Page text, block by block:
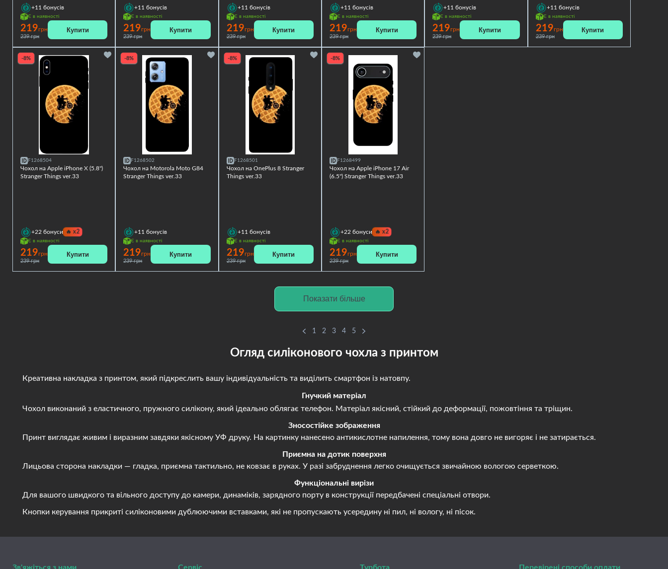
+11 бонусів
Є в наявності
219грн
239 грн
Купити
+11 бонусів
Є в наявності
219грн
239 грн
Купити
+11 бонусів
Є в наявності
219грн
239 грн
Купити
+11 бонусів
Є в наявності
219грн
239 грн
Купити
+11 бонусів
Є в наявності
219грн
239 грн
Купити
+11 бонусів
Є в наявності
219грн
239 грн
Купити
-8%
F1268504
Чохол на Apple iPhone X (5.8")
Stranger Things ver.33
+22 бонуси 🔥x2
Є в наявності
219грн
239 грн
Купити
-8%
F1268502
Чохол на Motorola Moto G84
Stranger Things ver.33
+11 бонусів
Є в наявності
219грн
239 грн
Купити
-8%
F1268501
Чохол на OnePlus 8 Stranger
Things ver.33
+11 бонусів
Є в наявності
219грн
239 грн
Купити
-8%
F1268499
Чохол на Apple iPhone 17 Air
(6.5") Stranger Things ver.33
+22 бонуси 🔥x2
Є в наявності
219грн
239 грн
Купити
Показати більше
1 2 3 4 5
Огляд силіконового чохла з принтом
Креативна накладка з принтом, який підкреслить вашу індивідуальність та виділить смартфон із натовпу.
Гнучкий матеріал
Чохол виконаний з еластичного, пружного силікону, який ідеально облягає телефон. Матеріал якісний, стійкий до деформації, пожовтіння та тріщин.
Зносостійке зображення
Принт виглядає живим і виразним завдяки якісному УФ друку. На картинку нанесено антикислотне напилення, тому вона довго не вигоряє і не затирається.
Приємна на дотик поверхня
Лицьова сторона накладки — гладка, приємна тактильно, не ковзає в руках. У разі забруднення легко очищується звичайною вологою серветкою.
Функціональні вирізи
Для вашого швидкого та вільного доступу до камери, динаміків, зарядного порту в конструкції передбачені спеціальні отвори.
Кнопки керування прикриті силіконовими дублюючими вставками, які не пропускають усередину ні пил, ні вологу, ні пісок.